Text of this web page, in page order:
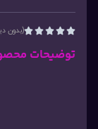




(بدون
توضیحات